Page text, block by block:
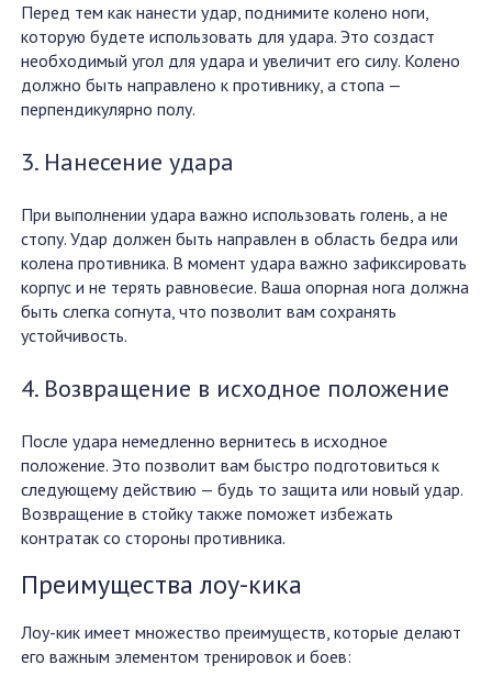
Перед тем как нанести удар, поднимите колено ноги,
которую будете использовать для удара. Это создаст
необходимый угол для удара и увеличит его силу. Колено
должно быть направлено к противнику, а стопа —
перпендикулярно полу.
3. Нанесение удара
При выполнении удара важно использовать голень, а не
стопу. Удар должен быть направлен в область бедра или
колена противника. В момент удара важно зафиксировать
корпус и не терять равновесие. Ваша опорная нога должна
быть слегка согнута, что позволит вам сохранять
устойчивость.
4. Возвращение в исходное положение
После удара немедленно вернитесь в исходное
положение. Это позволит вам быстро подготовиться к
следующему действию — будь то защита или новый удар.
Возвращение в стойку также поможет избежать
контратак со стороны противника.
Преимущества лоу-кика
Лоу-кик имеет множество преимуществ, которые делают
его важным элементом тренировок и боев: